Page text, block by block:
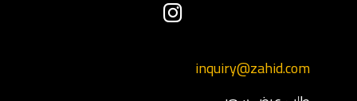
inquiry@zahid.com